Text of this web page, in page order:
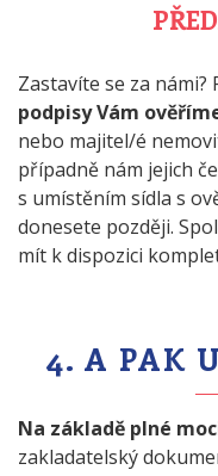
Zastavíte se za námi?
podpisy Vám
nebo majitel/é
případně nám jejich
s umístěním sídla s
donesete později.
mít k dispozici
4. A PAK
Na základě plné
zakladatelský